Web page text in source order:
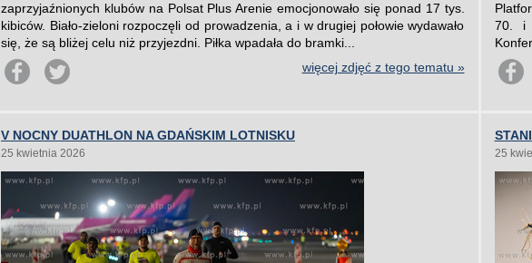
zaprzyjaźnionych klubów na Polsat Plus Arenie emocjonowało się ponad 17 tys.
kibiców. Biało-zieloni rozpoczęli od prowadzenia, a i w drugiej połowie wydawało
się, że są bliżej celu niż przyjezdni. Piłka wpadała do bramki...
więcej zdjęć z tego tematu »
70. i
V NOCNY DUATHLON NA GDAŃSKIM LOTNISKU
25 kwietnia 2026 25